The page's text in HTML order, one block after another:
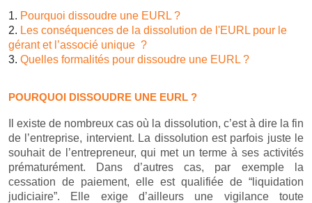
Pourquoi dissoudre une EURL ?
Les conséquences de la dissolution de l'EURL pour le
gérant et l’associé unique ?
Quelles formalités pour dissoudre une EURL ?
POURQUOI DISSOUDRE UNE EURL ?
Il existe de nombreux cas où la dissolution, c’est à dire la fin
de l’entreprise, intervient. La dissolution est parfois juste le
souhait de l’entrepreneur, qui met un terme à ses activités
prématurément. Dans d’autres cas, par exemple la
cessation de paiement, elle est qualifiée de “liquidation
judiciaire”. Elle exige d’ailleurs une vigilance toute